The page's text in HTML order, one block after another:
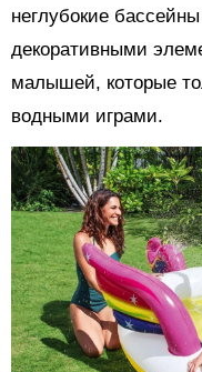
неглубокие
декоративными
малышей, которые
водными играми.